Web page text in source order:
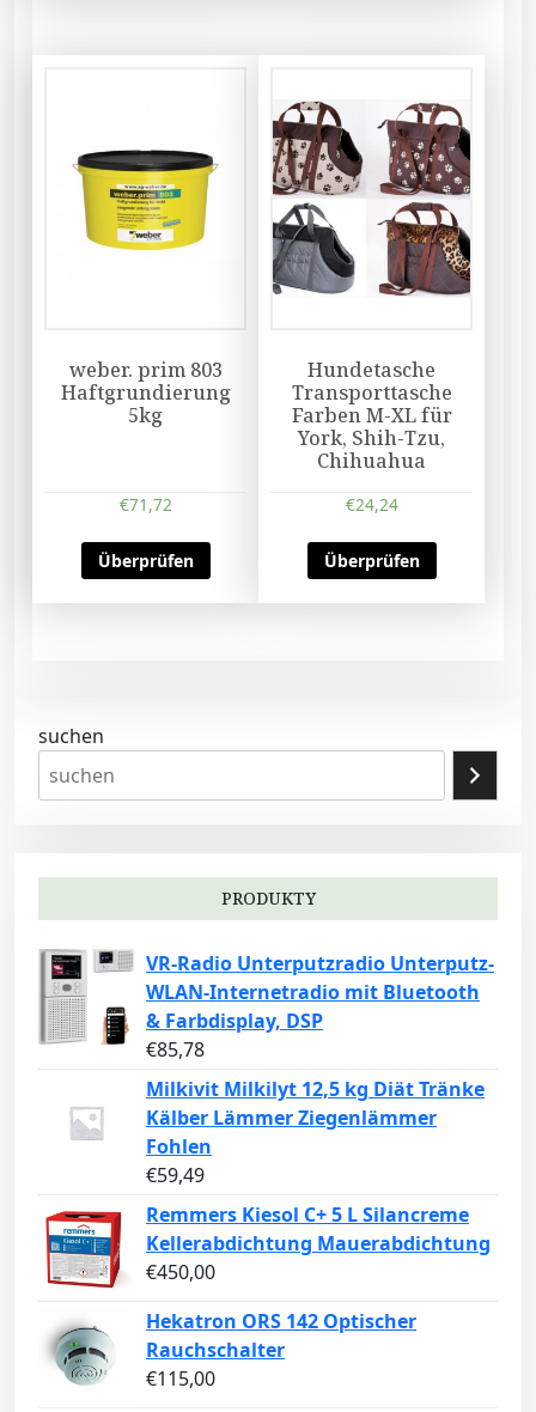
weber. prim 803
Haftgrundierung
5kg
€71,72
Überprüfen
Hundetasche
Transporttasche
Farben M-XL für
York, Shih-Tzu,
Chihuahua
€24,24
Überprüfen
suchen
PRODUKTY
VR-Radio Unterputzradio Unterputz-
WLAN-Internetradio mit Bluetooth
& Farbdisplay, DSP
€85,78
Milkivit Milkilyt 12,5 kg Diät Tränke
Kälber Lämmer Ziegenlämmer
Fohlen
€59,49
Remmers Kiesol C+ 5 L Silancreme
Kellerabdichtung Mauerabdichtung
€450,00
Hekatron ORS 142 Optischer
Rauchschalter
€115,00